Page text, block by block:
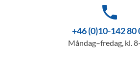
phone
+46 (0)10-142 80
Måndag–fredag, kl.